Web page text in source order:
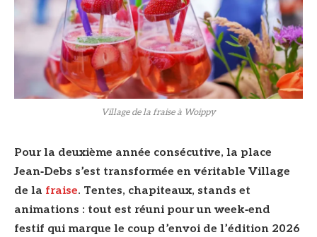
Village de la fraise à Woippy
Pour la deuxième année consécutive, la place
Jean‑Debs s’est transformée en véritable Village
de la fraise. Tentes, chapiteaux, stands et
animations : tout est réuni pour un week‑end
festif qui marque le coup d’envoi de l’édition 2026